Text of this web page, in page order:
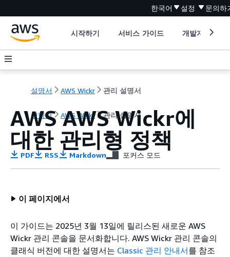
한국어 설정 문의하
시작하기 서비스 가이드 개발자 도구
설명서 AWS Wickr 관리 설명서
설명서 AWS Wickr 관리 설명서
AWS AWS Wickr에
대한 관리형 정책
PDF RSS Markdown 포커스 모드
이 페이지에서
이 가이드는 2025년 3월 13일에 릴리스된 새로운 AWS
Wickr 관리 콘솔을 문서화합니다. AWS Wickr 관리 콘솔의
클래식 버전에 대한 설명서는 Classic 관리 안내서를 참조